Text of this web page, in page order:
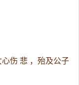
心伤 悲 ，殆及公子